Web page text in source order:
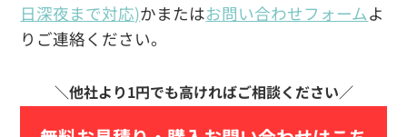
日深夜まで対応)かまたはお問い合わせフォームよ
りご連絡ください。